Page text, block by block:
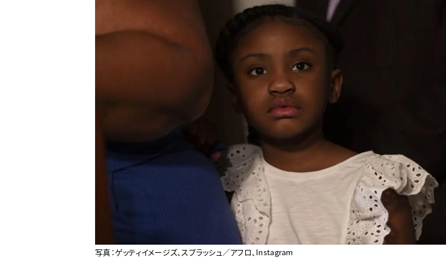
写真：ゲッティイメージズ、スプラッシュ／アフロ、Instagram